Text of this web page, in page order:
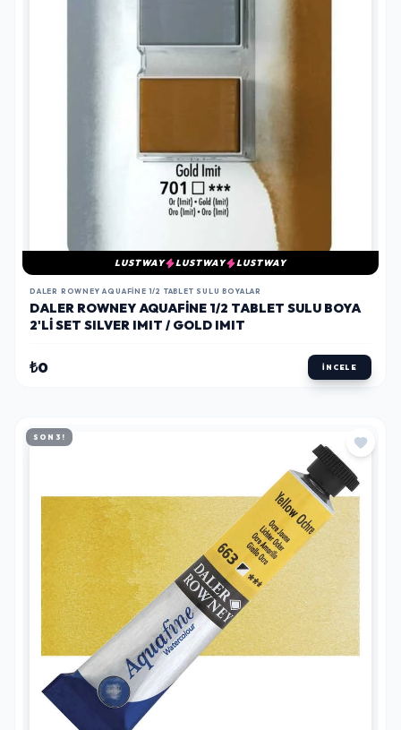
LUSTWAY LUSTWAY LUSTWAY
DALER ROWNEY AQUAFINE 1/2 TABLET SULU BOYALAR
DALER ROWNEY AQUAFINE 1/2 TABLET SULU BOYA
2'LI SET SILVER IMIT / GOLD IMIT
₺0 İNCELE
SON 3!